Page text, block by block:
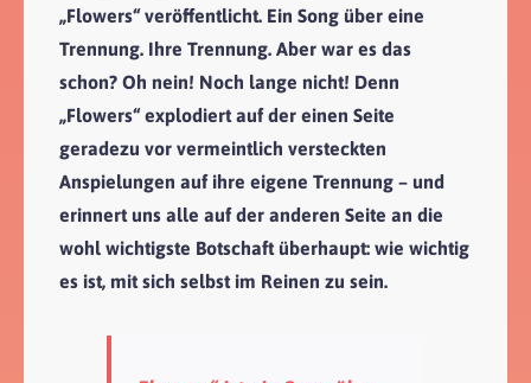
„Flowers“ veröffentlicht. Ein Song über eine
Trennung. Ihre Trennung. Aber war es das
schon? Oh nein! Noch lange nicht! Denn
„Flowers“ explodiert auf der einen Seite
geradezu vor vermeintlich versteckten
Anspielungen auf ihre eigene Trennung – und
erinnert uns alle auf der anderen Seite an die
wohl wichtigste Botschaft überhaupt: wie wichtig
es ist, mit sich selbst im Reinen zu sein.